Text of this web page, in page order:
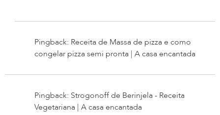
Pingback: Receita de Massa de pizza e como
congelar pizza semi pronta | A casa encantada
Pingback: Strogonoff de Berinjela - Receita
Vegetariana | A casa encantada